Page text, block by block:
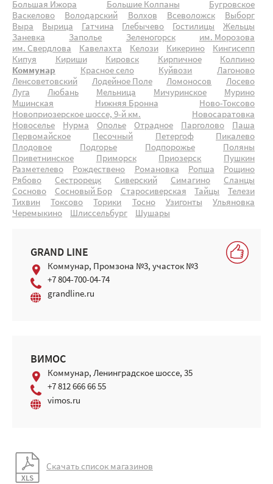
Большая Ижора
Большие Колпаны
Бугровское
Васкелово
Володарский Волхов Всеволожск
Выборг
Выра
Вырица Гатчина Глебычево Гостилицы
Жельцы
Заневка
Заполье Зеленогорск
им. Морозова
им. Свердлова
Кавелахта Келози Кикерино
Кингисепп
Кипуя
Кириши Кировск Кирпичное
Колпино
Коммунар
Красное село Куйвози
Лагоново
Ленсоветовский
Лодейное Поле Ломоносов
Лосево
Луга
Любань Мельница Мичуринское
Мурино
Мшинская
Нижняя Бронна
Ново-Токсово
Новоприозерское шоссе, 9-й км.
Новосаратовка
Новоселье
Нурма Ополье Отрадное Парголово
Паша
Первомайское
Песочный Петергоф
Пикалево
Плодовое
Подгорье Подпорожье
Поляны
Приветнинское
Приморск Приозерск
Пушкин
Разметелево
Рождествено Романовка Ропша
Рощино
Рябово
Сестрорецк Сиверский Симагино
Сланцы
Сосново
Сосновый Бор Старосиверская Тайцы
Телези
Тихвин
Токсово Торики Тосно Узигонты
Ульяновка
Черемыкино
Шлиссельбург Шушары
GRAND LINE
Коммунар, Промзона №3, участок №3
+7 804-700-04-74
grandline.ru
ВИМОС
Коммунар, Ленинградское шоссе, 35
+7 812 666 66 55
vimos.ru
Скачать список магазинов